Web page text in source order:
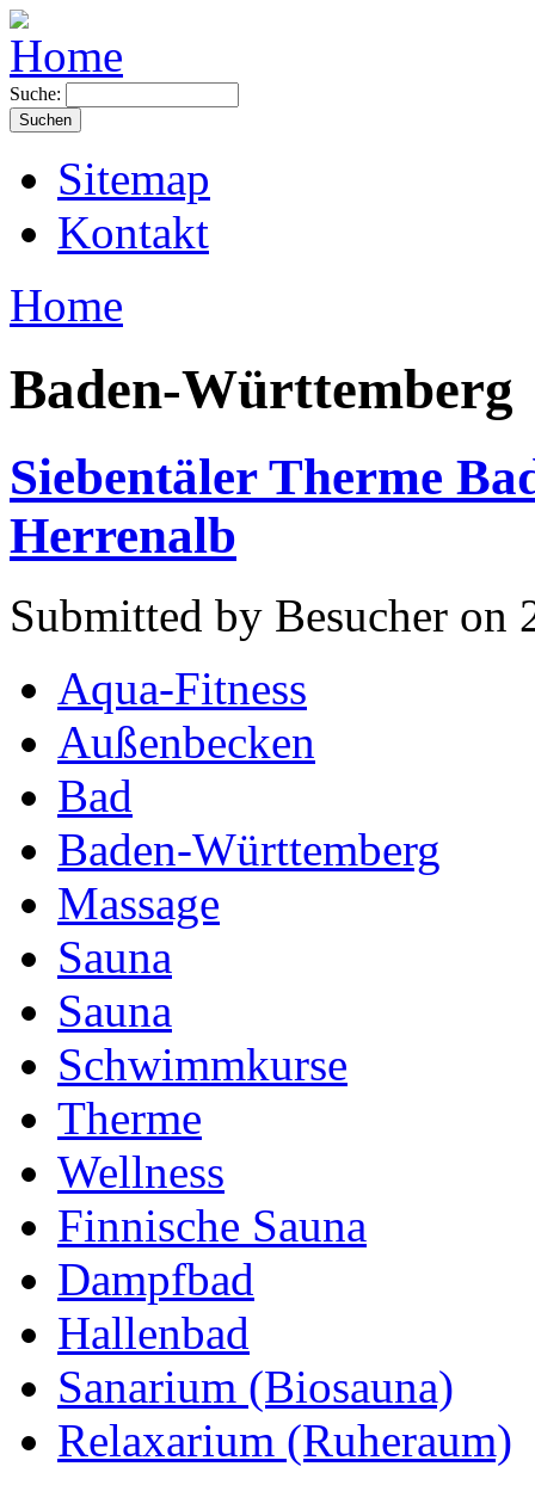
Suche:
Sitemap
Kontakt
Home
Baden-Württemberg
Siebentäler Therme
Herrenalb
Submitted by Besucher on
Aqua-Fitness
Außenbecken
Bad
Baden-Württemberg
Massage
Sauna
Sauna
Schwimmkurse
Therme
Wellness
Finnische Sauna
Dampfbad
Hallenbad
Sanarium (Biosauna)
Relaxarium (Ruheraum)